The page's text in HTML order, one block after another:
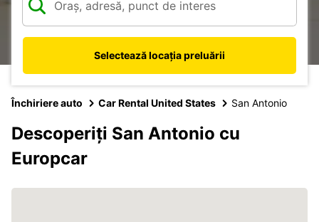
Selectează locația preluării
Închiriere auto Car Rental United States San Antonio
Descoperiți San Antonio cu
Europcar